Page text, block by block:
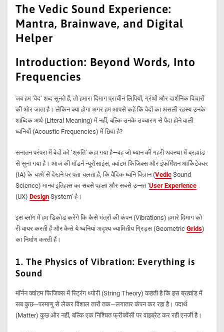
The Vedic Sound Experience:
Mantra, Brainwave, and Digital
Helper
Introduction: Beyond Words, Into
Frequencies
जब हम ‘वेद’ शब्द सुनते हैं, तो हमारा दिमाग प्राचीन लिपियों, ग्रंथों और दार्शनिक विचारों
की ओर जाता है। लेकिन क्या होगा अगर हम आपसे कहें कि वेदों का असली रहस्य उनके
शाब्दिक अर्थ (Literal Meaning) में नहीं, बल्कि उनके उच्चारण से पैदा होने वाली
ध्वनियों (Acoustic Frequencies) में छिपा है?
सनातन परंपरा में वेदों को ‘श्रुति’ कहा गया है—वह जो ध्यान की गहरी अवस्था में ब्रह्मांड
से सुना गया है। आज की मॉडर्न न्यूरोसाइंस, क्वांटम फिजिक्स और इंफॉर्मेशन आर्किटेक्चर
(IA) के चश्मे से देखने पर पता चलता है, कि वैदिक ध्वनि विज्ञान (Vedic Sound
Science) मानव इतिहास का सबसे पहला और सबसे उन्नत ‘User Experience
(UX)Design System’ है।
इस ब्लॉग में हम डिकोड करेंगे कि कैसे मंत्रों की कंपन (Vibrations) हमारे दिमाग को
री-वायर करती हैं और कैसे ये ध्वनियां अदृश्य ज्यामितीय ग्रिड्स (GeometricGrids)
का निर्माण करती हैं।
1.The Physics of Vibration: Everything is
Sound
मॉर्नन क्वांटम फिजिक्स में स्ट्रिंग थ्योरी (String Theory) कहती है कि इस ब्रह्मांड में
सब कुछ—परमाणु से लेकर विशाल तारों तक—लगातार कंपन कर रहा है। पदार्थ
(Matter) कुछ और नहीं, बल्कि एक निश्चित फ्रीक्वेंसी पर वाइब्रेट कर रही एनर्जी है।